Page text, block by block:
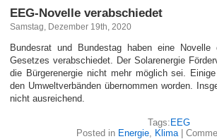
EEG-Novelle verabschiedet
Samstag, Dezember 19th, 2020
Bundesrat und Bundestag haben eine Novelle
Gesetzes verabschiedet. Der Solarenergie
die Bürgerenergie nicht mehr möglich sei.
den Umweltverbänden übernommen worden.
nicht ausreichend.
Tags: EEG
Posted in Energie, Klima|